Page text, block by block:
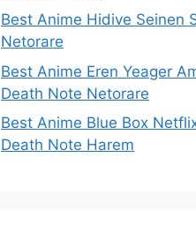
Best Anime Hidive Seinen
Netorare
Best Anime Eren Yeager
Death Note Netorare
Best Anime Blue Box
Death Note Harem